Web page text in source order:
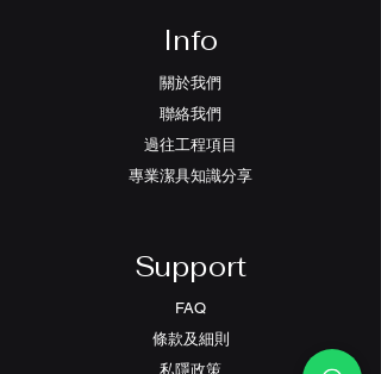
Info
關於我們
聯絡我們
過往工程項目
專業潔具知識分享
Support
FAQ
條款及細則
​私隱政策